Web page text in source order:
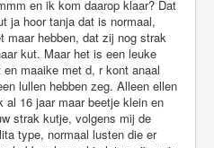
en ik kom daarop klaar? Dat
ja hoor tanja dat is normaal,
maar hebben, dat zij nog strak
kut. Maar het is een leuke
maaike met d, r kont anaal
lullen hebben zeg. Alleen ellen
al 16 jaar maar beetje klein en
strak kutje, volgens mij de
type, normaal lusten die er